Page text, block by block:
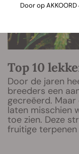
Top 10
Door de jaren
breeders een
gecreëerd.
laten misschien
toe zien. Deze
fruitige terpenen
Door op